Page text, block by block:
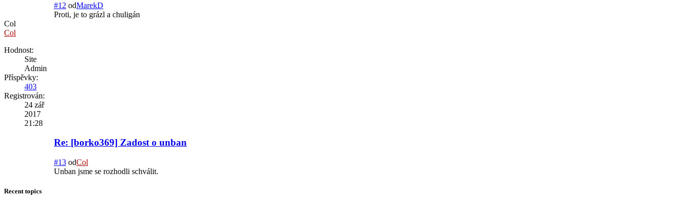
#12 odMarekD
Proti, je to grázl a chuligán
Col
Col
Hodnost:
Site
Admin
Příspěvky:
403
Registrován:
24 zář
2017
21:28
Re: [borko369] Zadost o unban
#13 odCol
Unban jsme se rozhodli schválit.
Recent topics